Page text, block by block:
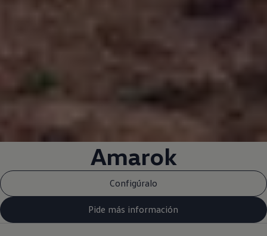
Amarok
Configúralo
Pide más información